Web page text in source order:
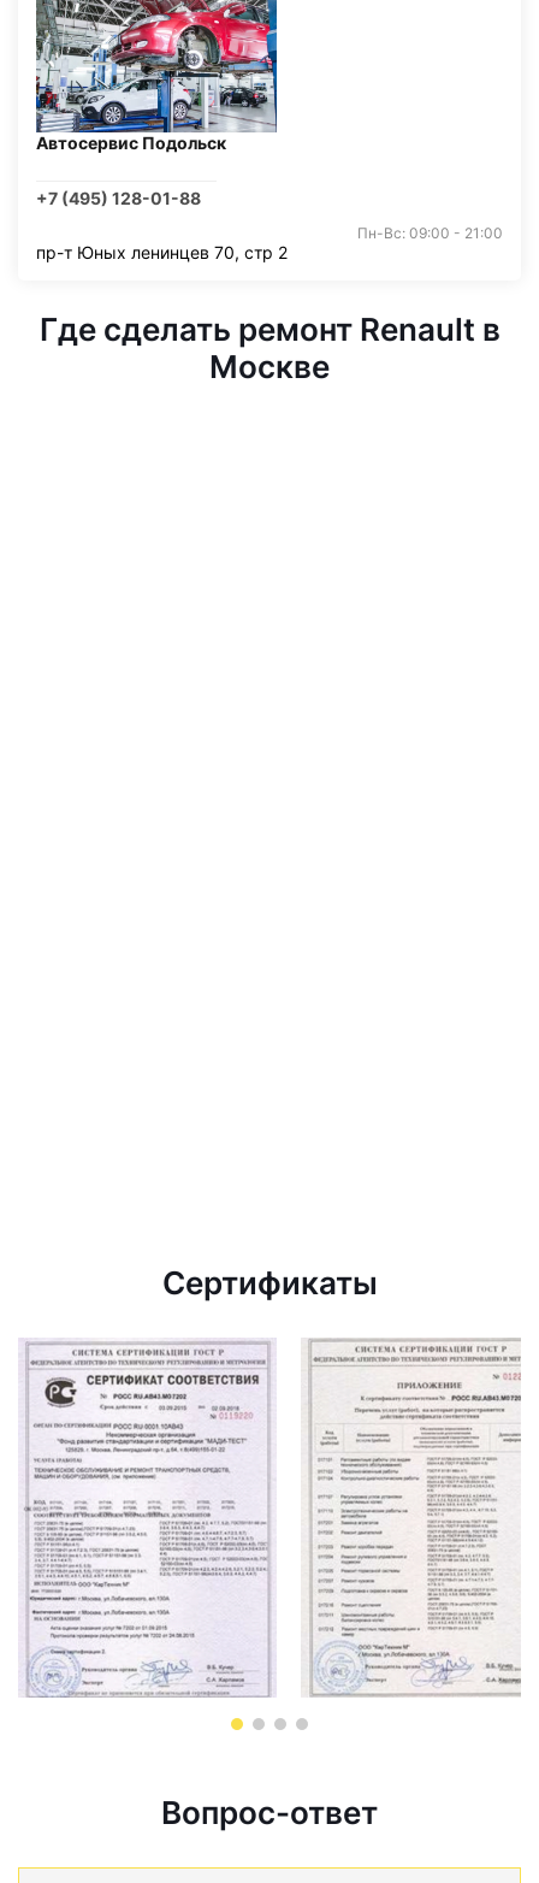
Автосервис Подольск
+7 (495) 128-01-88
Пн-Вс: 09:00 - 21:00
пр-т Юных ленинцев 70, стр 2
Где сделать ремонт Renault в
Москве
Сертификаты
Вопрос-ответ